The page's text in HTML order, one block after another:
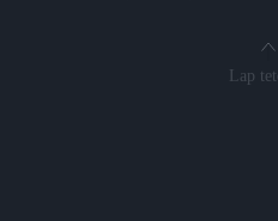
Lap